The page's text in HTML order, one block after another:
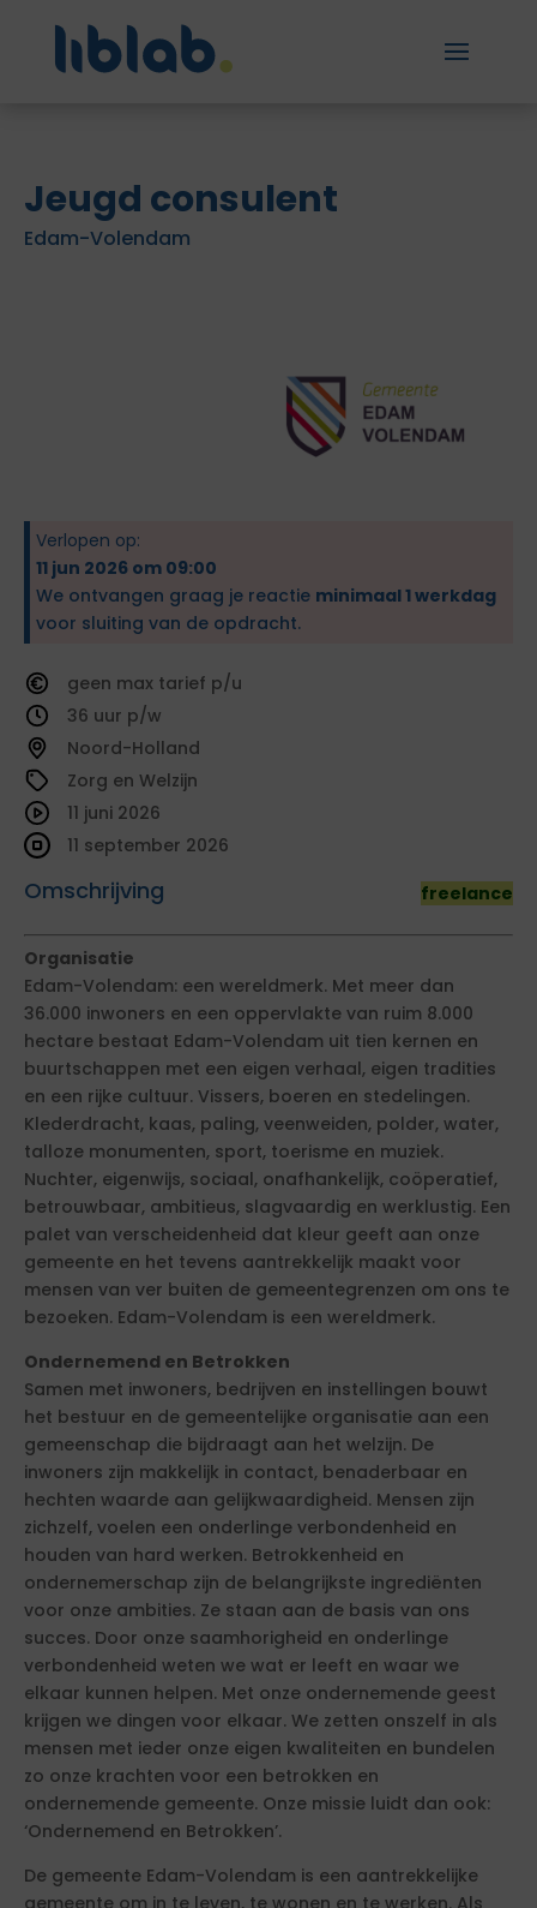
Jeugd consulent
Edam-Volendam
Verlopen op:
11 jun 2026 om 09:00
We ontvangen graag je reactie minimaal 1 werkdag
voor sluiting van de opdracht.
geen
tarief
36
Noord-Holland
Zorg en Welzijn
Omschrijving freelance
11 juni 2026
11 september 2026
Organisatie
Edam-Volendam: een wereldmerk. Met meer dan
36.000 inwoners en een oppervlakte van ruim 8.000
hectare bestaat Edam-Volendam uit tien kernen en
buurtschappen met een eigen verhaal, eigen tradities
en een rijke cultuur. Vissers, boeren en stedelingen.
Klederdracht, kaas, paling, veenweiden, polder, water,
talloze monumenten, sport, toerisme en muziek.
Nuchter, eigenwijs, sociaal, onafhankelijk, coöperatief,
betrouwbaar, ambitieus, slagvaardig en werklustig. Een
palet van verscheidenheid dat kleur geeft aan onze
gemeente en het tevens aantrekkelijk maakt voor
mensen van ver buiten de gemeentegrenzen om ons te
bezoeken. Edam-Volendam is een wereldmerk.
Ondernemend en Betrokken
Samen met inwoners, bedrijven en instellingen bouwt
het bestuur en de gemeentelijke organisatie aan een
gemeenschap die bijdraagt aan het welzijn. De
inwoners zijn makkelijk in contact, benaderbaar en
hechten waarde aan gelijkwaardigheid. Mensen zijn
zichzelf, voelen een onderlinge verbondenheid en
houden van hard werken. Betrokkenheid en
ondernemerschap zijn de belangrijkste ingrediënten
voor onze ambities. Ze staan aan de basis van ons
succes. Door onze saamhorigheid en onderlinge
verbondenheid weten we wat er leeft en waar we
elkaar kunnen helpen. Met onze ondernemende geest
krijgen we dingen voor elkaar. We zetten onszelf in als
mensen met ieder onze eigen kwaliteiten en bundelen
zo onze krachten voor een betrokken en
ondernemende gemeente. Onze missie luidt dan ook:
‘Ondernemend en Betrokken’.
De gemeente Edam-Volendam is een aantrekkelijke